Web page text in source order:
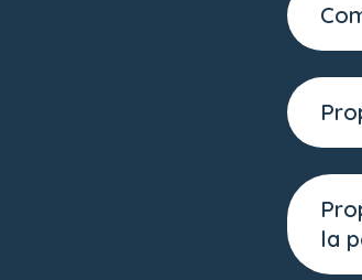
la